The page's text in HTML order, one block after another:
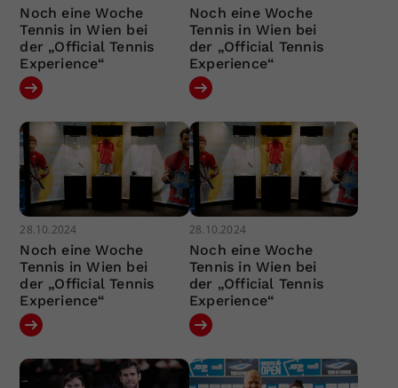
Noch eine Woche
Tennis in Wien bei
der „Official Tennis
Experience“
Noch eine Woche
Tennis in Wien bei
der „Official Tennis
Experience“
28.10.2024
Noch eine Woche
Tennis in Wien bei
der „Official Tennis
Experience“
28.10.2024
Noch eine Woche
Tennis in Wien bei
der „Official Tennis
Experience“